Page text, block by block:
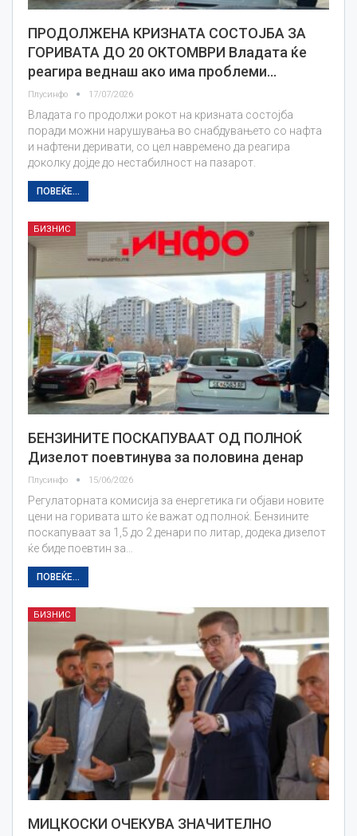
ПРОДОЛЖЕНА КРИЗНАТА СОСТОЈБА ЗА
ГОРИВАТА ДО 20 ОКТОМВРИ Владата ќе
реагира веднаш ако има проблеми…
Плусинфо 17/07/2026
Владата го продолжи рокот на кризната состојба
поради можни нарушувања во снабдувањето со нафта
и нафтени деривати, со цел навремено да реагира
доколку дојде до нестабилност на пазарот.
ПОВЕЌЕ...
БИЗНИС
БЕНЗИНИТЕ ПОСКАПУВААТ ОД ПОЛНОЌ
Дизелот поевтинува за половина денар
Плусинфо 15/06/2026
Регулаторната комисија за енергетика ги објави новите
цени на горивата што ќе важат од полноќ. Бензините
поскапуваат за 1,5 до 2 денари по литар, додека дизелот
ќе биде поевтин за…
ПОВЕЌЕ...
БИЗНИС
МИЦКОСКИ ОЧЕКУВА ЗНАЧИТЕЛНО